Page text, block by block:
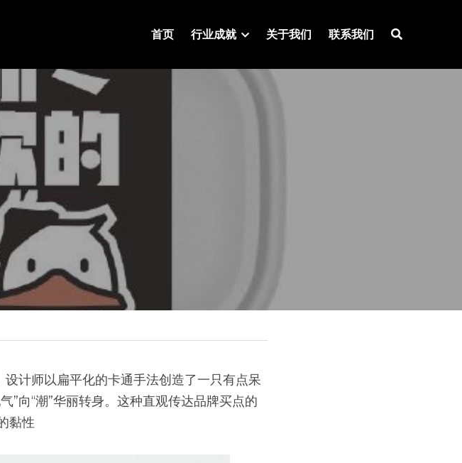
首页 行业成就 关于我们 联系我们
计师以扁平化的卡通手法创造了一只有点呆
”向“潮”华丽转身。这种直观传达品牌买点的
黏性